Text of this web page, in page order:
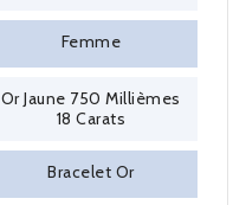
Femme
Or Jaune 750 Millièmes
18 Carats
Bracelet Or